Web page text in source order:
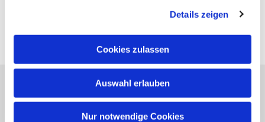
Details zeigen
Cookies zulassen
Auswahl erlauben
Nur notwendige Cookies
Evangelische Kirchengemeinde Neureut
Neureuter Hauptstraße 260